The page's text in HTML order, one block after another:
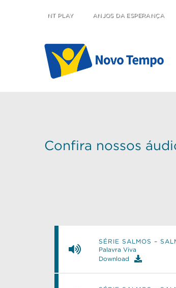
NT PLAY ANJOS DA ESPERANÇA
Confira nossos
SÉRIE SALMOS –
Palavra Viva
Download